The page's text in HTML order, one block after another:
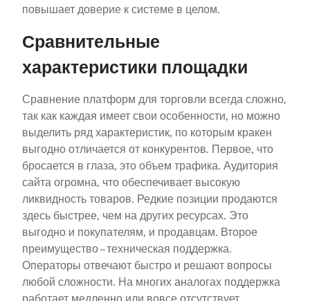
повышает доверие к системе в целом.
Сравнительные
характеристики площадки
Сравнение платформ для торговли всегда сложно,
так как каждая имеет свои особенности, но можно
выделить ряд характеристик, по которым кракен
выгодно отличается от конкурентов. Первое, что
бросается в глаза, это объем трафика. Аудитория
сайта огромна, что обеспечивает высокую
ликвидность товаров. Редкие позиции продаются
здесь быстрее, чем на других ресурсах. Это
выгодно и покупателям, и продавцам. Второе
преимущество – техническая поддержка.
Операторы отвечают быстро и решают вопросы
любой сложности. На многих аналогах поддержка
работает медленно или вовсе отсутствует,